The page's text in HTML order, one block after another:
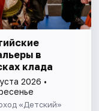
в
клада
2026 •
«Детский»